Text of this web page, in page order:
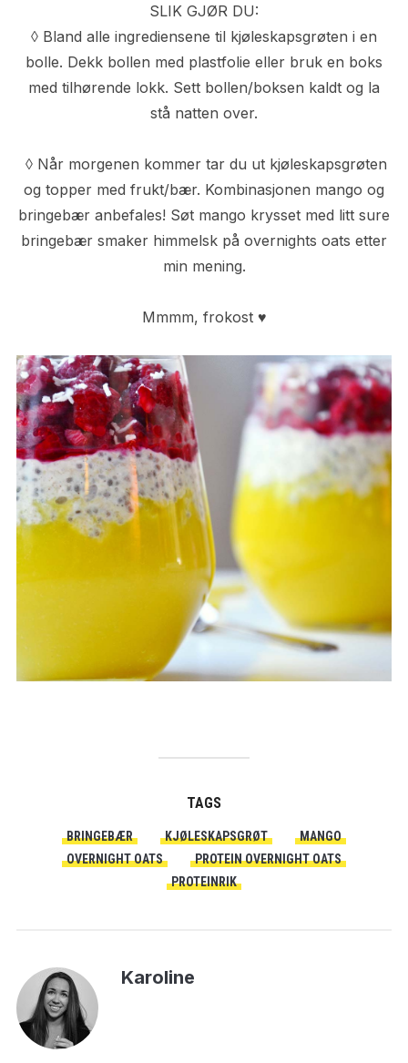
SLIK GJØR DU:
◊ Bland alle ingrediensene til kjøleskapsgrøten i en
bolle. Dekk bollen med plastfolie eller bruk en boks
med tilhørende lokk. Sett bollen/boksen kaldt og la
stå natten over.
◊ Når morgenen kommer tar du ut kjøleskapsgrøten
og topper med frukt/bær. Kombinasjonen mango og
bringebær anbefales! Søt mango krysset med litt sure
bringebær smaker himmelsk på overnights oats etter
min mening.
Mmmm, frokost ♥
TAGS
BRINGEBÆR KJØLESKAPSGRØT
MANGO
OVERNIGHT OATS
PROTEIN OVERNIGHT OATS
PROTEINRIK
Karoline